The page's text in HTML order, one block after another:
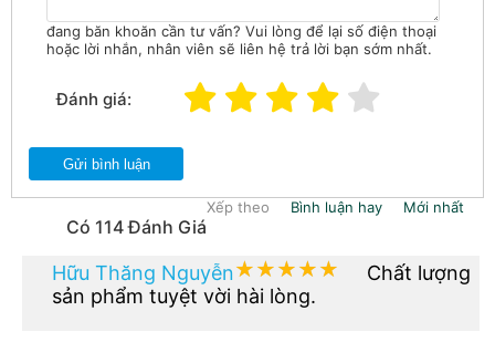
đang băn khoăn cần tư vấn? Vui lòng để lại số điện thoại
hoặc lời nhắn, nhân viên sẽ liên hệ trả lời bạn sớm nhất.
Đánh giá:
Gửi bình luận
Có 114 Đánh Giá
Xếp theo Bình luận hay Mới nhất
Hữu Thăng Nguyễn★★★★★
★★★★★
Chất lượng
sản phẩm tuyệt vời hài lòng.